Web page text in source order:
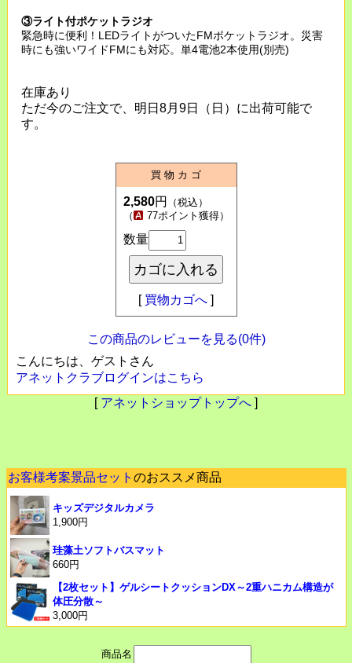
③ライト付ポケットラジオ
緊急時に便利！LEDライトがついたFMポケットラジオ。災害
時にも強いワイドFMにも対応。単4電池2本使用(別売)
在庫あり
ただ今のご注文で、明日8月9日（日）に出荷可能で
す。
買 物 カ ゴ
2,580円
（税込）
（
77ポイント獲得）
数量
[ 買物カゴへ ]
この商品のレビューを見る(0件)
こんにちは、ゲストさん
アネットクラブログインはこちら
[ アネットショップトップへ ]
お客様考案景品セット のおススメ商品
キッズデジタルカメラ
1,900円
珪藻土ソフトバスマット
660円
【2枚セット】ゲルシートクッションDX～2重ハニカム構造が
体圧分散～
3,000円
商品名